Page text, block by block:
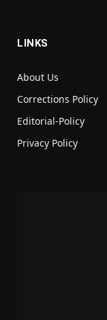
LINKS
About Us
Corrections Policy
Editorial-Policy
Privacy Policy